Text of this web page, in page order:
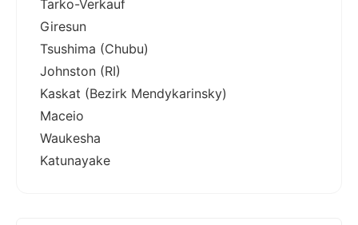
Tarko-Verkauf
Giresun
Tsushima (Chubu)
Johnston (RI)
Kaskat (Bezirk Mendykarinsky)
Maceio
Waukesha
Katunayake